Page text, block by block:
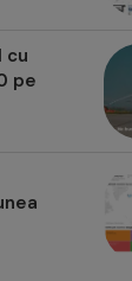
cu
pe